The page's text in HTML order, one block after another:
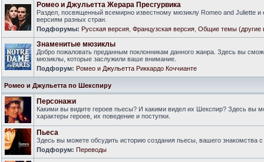
Ромео и Джульетта Жерара Пресгурвика
Раздел, посвященный всемирно известному мюзиклу Romeo and Juliette и
версиям разных стран.
Подфорумы: Русская версия Французская версия Общие темы (другие
Знаменитые мюзиклы
Добро пожаловать преданным поклонникам данного жанра. Здесь вы
мюзиклы, которые заслужили ваше внимание.
Подфорум: Ромео и Джульетта Риккардо Коччианте
Ромео и Джульетта по Шекспиру
Персонажи
Какими вы видите героев пьесы? И какими видел их Шекспир? Здесь вы
характеры героев, их поведение и поступки.
Пьеса
Здесь вы можете обсудить историю создания пьесы, вашего знакомства
Подфорум: Переводы